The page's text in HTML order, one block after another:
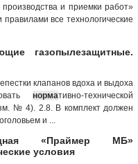
и приемки работ»
все технологические
газопылезащитные.
клапанов вдоха и выдоха
нормативно-технической
№ 4). 2.8. В комплект должен
и ...
«Праймер МБ»
условия